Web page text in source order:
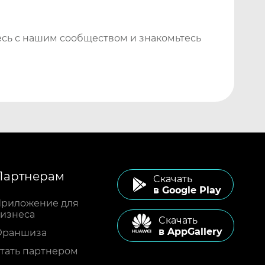
с нашим сообществом и знакомьтесь
для
партнером
Cкачать
в Google Play
Cкачать
в AppGallery